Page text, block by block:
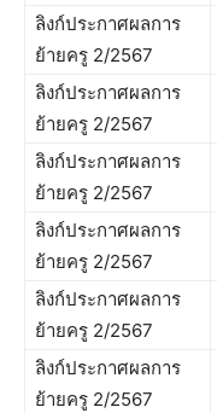
ลิงก์ประกาศผลการ
ย้ายครู 2/2567
ลิงก์ประกาศผลการ
ย้ายครู 2/2567
ลิงก์ประกาศผลการ
ย้ายครู 2/2567
ลิงก์ประกาศผลการ
ย้ายครู 2/2567
ลิงก์ประกาศผลการ
ย้ายครู 2/2567
ลิงก์ประกาศผลการ
ย้ายครู 2/2567